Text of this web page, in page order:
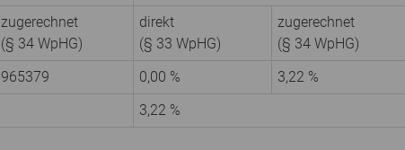
zugerechnet
(§ 34 WpHG)
direkt
(§ 33 WpHG)
zugerechnet
(§ 34 WpHG)
965379 0,00 %
3,22 %
3,22 %